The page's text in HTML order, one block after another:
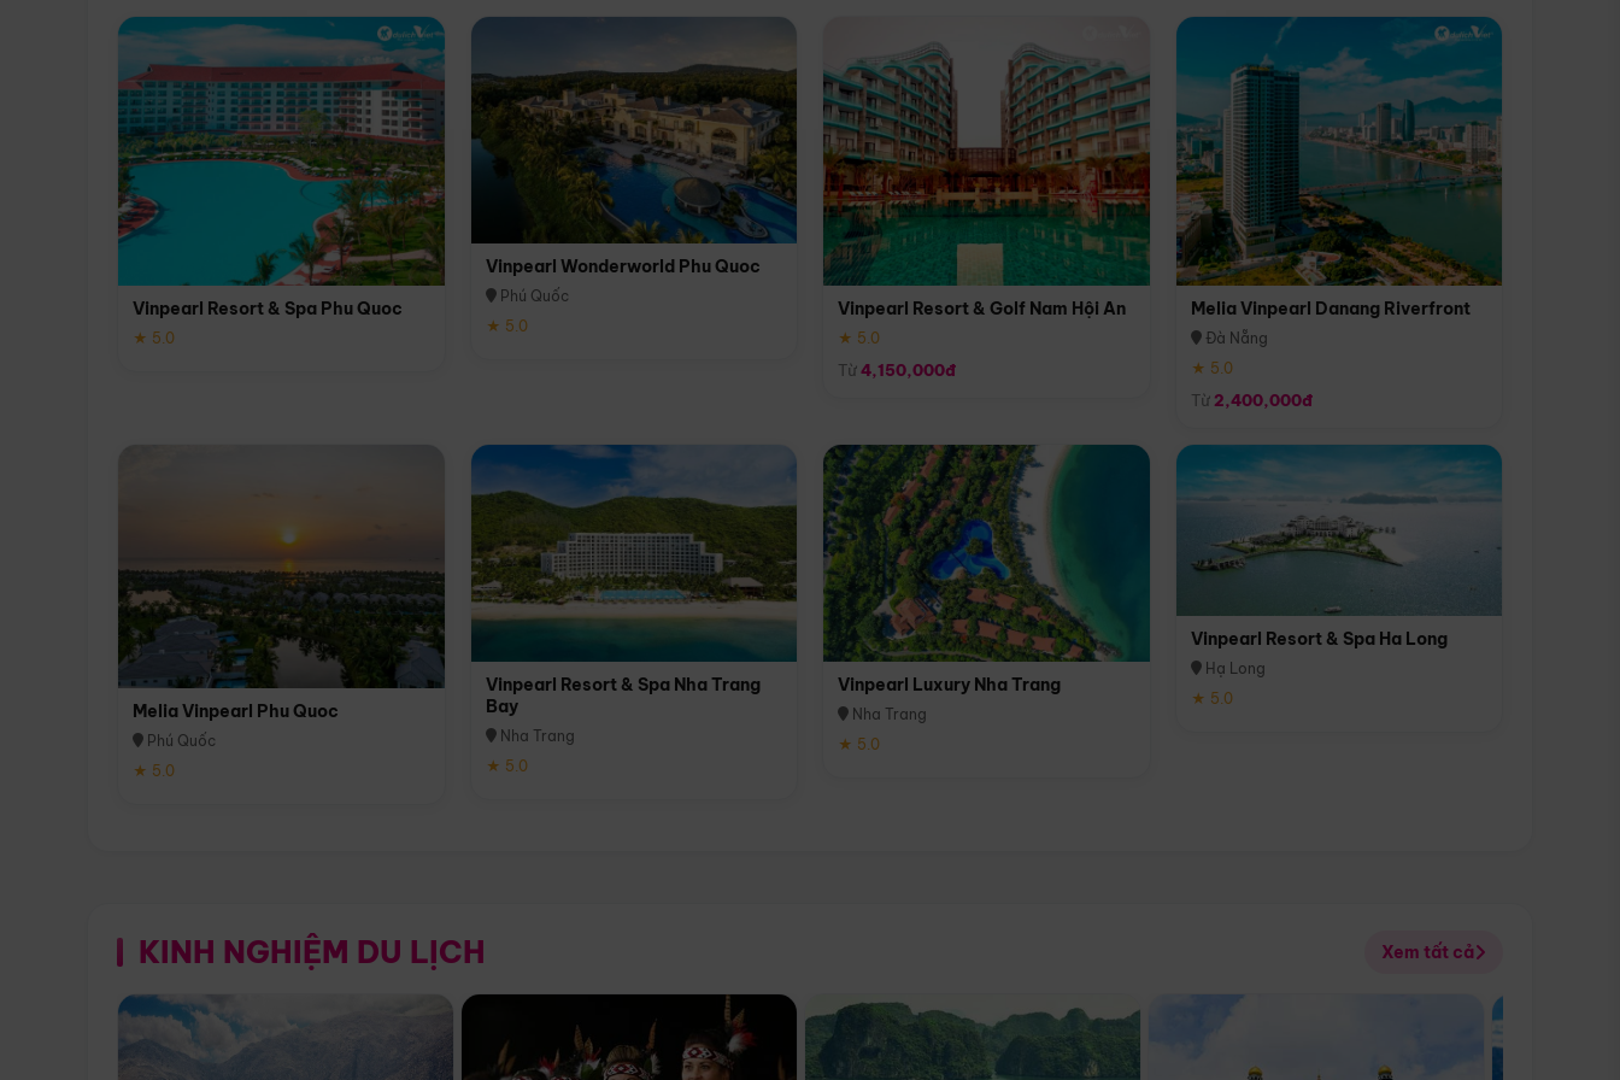
Vinpearl Resort & Spa Phu Quoc
★ 5.0
Vinpearl Wonderworld Phu Quoc
Phú Quốc
★ 5.0
Vinpearl Resort & Golf Nam Hội An
★ 5.0
Từ4,150,000đ
Melia Vinpearl Danang Riverfront
Đà Nẵng
★ 5.0
Từ 2,400,000đ
Melia Vinpearl Phu Quoc
Phú Quốc
★ 5.0
Vinpearl Resort & Spa Nha Trang
Bay
Nha Trang
★ 5.0
Vinpearl Luxury Nha Trang
Nha Trang
★ 5.0
Vinpearl Resort & Spa Ha Long
Hạ Long
★ 5.0
KINH NGHIỆM DU LỊCH Xem tất cả